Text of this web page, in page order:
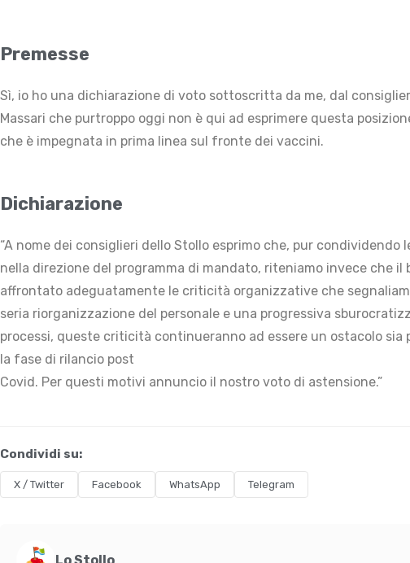
Premesse
Sì, io ho una dichiarazione di voto sottoscritta da me, dal
Massari che purtroppo oggi non è qui ad esprimere questa
che è impegnata in prima linea sul fronte dei vaccini.
Dichiarazione
“A nome dei consiglieri dello Stollo esprimo che, pur
nella direzione del programma di mandato, riteniamo invece che
affrontato adeguatamente le criticità organizzative che
seria riorganizzazione del personale e una progressiva
processi, queste criticità continueranno ad essere un ostacolo sia
la fase di rilancio post
Covid. Per questi motivi annuncio il nostro voto di astensione.”
Condividi su:
X / Twitter Facebook WhatsApp Telegram